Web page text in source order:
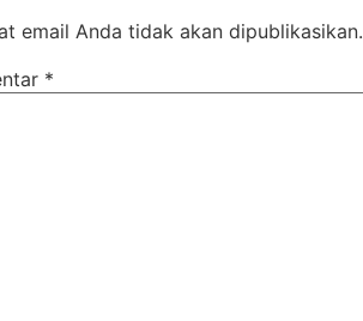
email Anda tidak akan dipublikasikan.
*